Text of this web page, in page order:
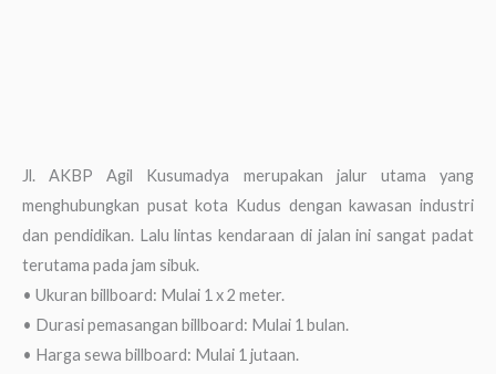
Jl. AKBP Agil Kusumadya merupakan jalur utama yang
menghubungkan pusat kota Kudus dengan kawasan industri
dan pendidikan. Lalu lintas kendaraan di jalan ini sangat padat
terutama pada jam sibuk.
• Ukuran billboard: Mulai 1 x 2 meter.
• Durasi pemasangan billboard: Mulai 1 bulan.
• Harga sewa billboard: Mulai 1 jutaan.